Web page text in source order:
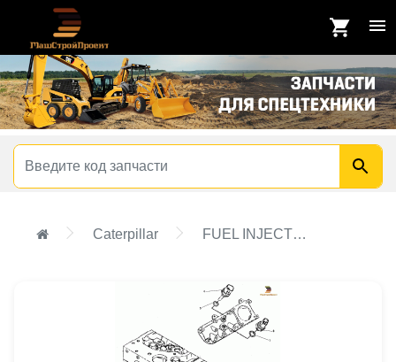
Caterpillar FUEL INJECTION PUMP GROUP,PUMP GP-FUEL INJECTION